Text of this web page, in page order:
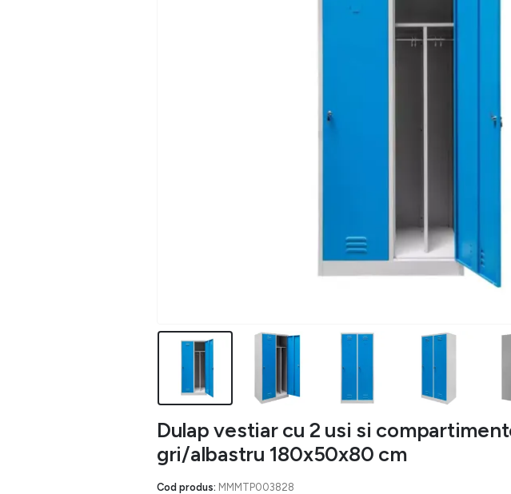
Dulap vestiar cu 2 usi si
gri/albastru 180x50x80 cm
Cod produs: MMMTP003828